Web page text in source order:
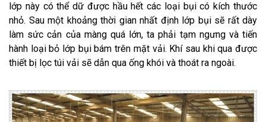
lớp này có thể dữ được hầu hết các loại bụi có kích thước
nhỏ. Sau một khoảng thời gian nhất định lớp bụi sẽ rất dày
làm sức cản của màng quá lớn, ta phải tạm ngưng và tiến
hành loại bỏ lớp bụi bám trên mặt vải. Khí sau khi qua được
thiết bị lọc túi vải sẽ dẫn qua ống khói và thoát ra ngoài.